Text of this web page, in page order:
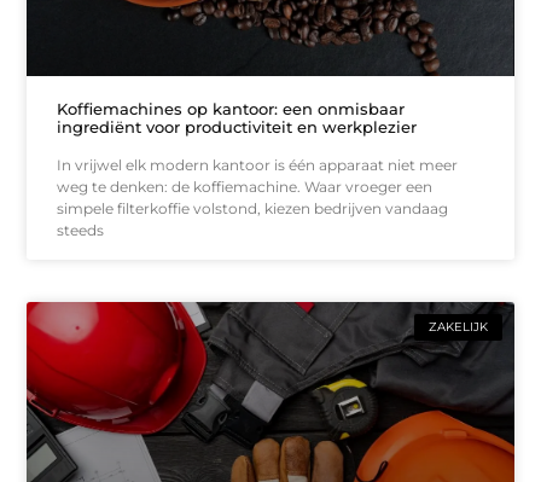
Koffiemachines op kantoor: een onmisbaar
ingrediënt voor productiviteit en werkplezier
In vrijwel elk modern kantoor is één apparaat niet meer
weg te denken: de koffiemachine. Waar vroeger een
simpele filterkoffie volstond, kiezen bedrijven vandaag
steeds
ZAKELIJK